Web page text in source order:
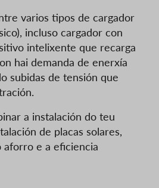
varios tipos de cargador
incluso cargador con
intelixente que recarga
hai demanda de enerxía
subidas de tensión que
a instalación do teu
de placas solares,
e a eficiencia